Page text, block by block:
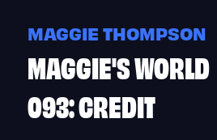
MAGGIE THOMPSON
MAGGIE'S WORLD
093: CREDIT